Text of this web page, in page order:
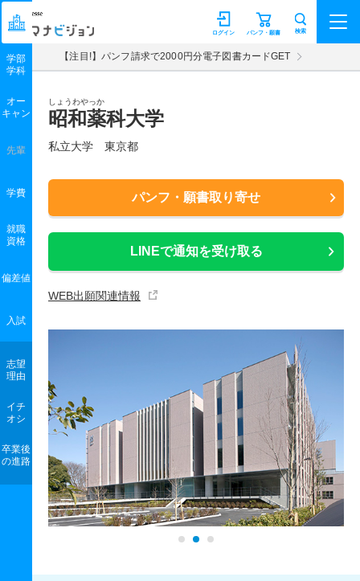
マナビジョン パンフ・願書
ログイン 検索
【注目!】パンフ請求で2000円分電子図書カードGET
しょうわやっか
昭和薬科大学
私立大学 東京都
パンフ・願書取り寄せ
LINEで通知を受け取る
WEB出願関連情報
学部
学科
オー
キャン
先輩
学費
就職
資格
偏差値
入試
志望
理由
イチ
オシ
卒業後
の進路